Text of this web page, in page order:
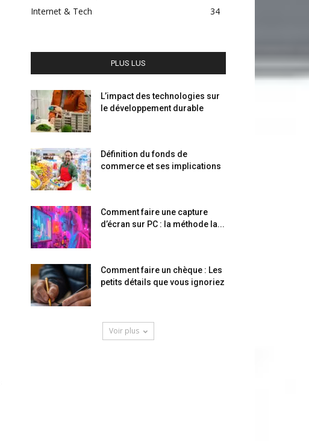
Internet & Tech
34
PLUS LUS
L’impact des technologies sur
le développement durable
Définition du fonds de
commerce et ses implications
Comment faire une capture
d’écran sur PC : la méthode la...
Comment faire un chèque : Les
petits détails que vous ignoriez
Voir plus